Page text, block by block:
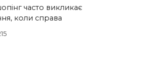
часто викликає
коли справа